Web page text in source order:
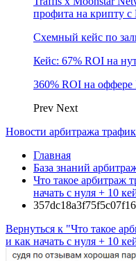
профита на крипту с
Схемный кейс по
Кейс: 67% ROI на
360% ROI на
Prev Next
Новости арбитража
Главная
База знаний
Что такое арбитраж
начать с нуля + 10
Вернуться к "Что такое
и как начать с нуля + 10